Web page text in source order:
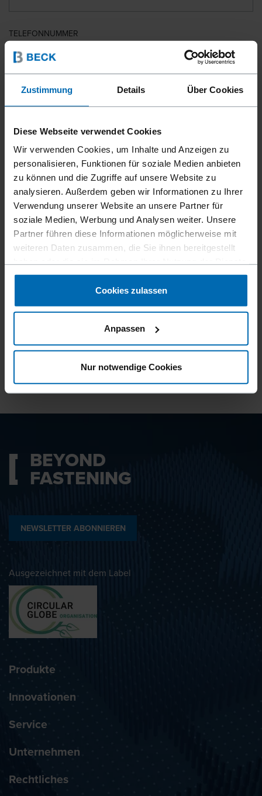
Zustimmung Details Über Cookies
Diese Webseite verwendet Cookies
Wir verwenden Cookies, um Inhalte und Anzeigen zu
personalisieren, Funktionen für soziale Medien anbieten
zu können und die Zugriffe auf unsere Website zu
analysieren. Außerdem geben wir Informationen zu Ihrer
Verwendung unserer Website an unsere Partner für
soziale Medien, Werbung und Analysen weiter. Unsere
Partner führen diese Informationen möglicherweise mit
weiteren Daten zusammen, die Sie ihnen bereitgestellt
gesammelt haben.
Cookies zulassen
Anpassen
Nur notwendige Cookies
TELEFONNUMMER
LAND
PLZ
IHRE NACHRICHT
Datenschutzbestimmungen
BEYOND
FASTENING
NEWSLETTER ABONNIEREN
Ausgezeichnet mit dem Label
Produkte
Innovationen
Service
Unternehmen
Rechtliches